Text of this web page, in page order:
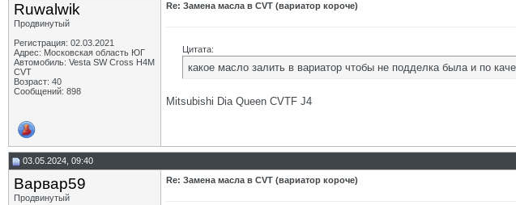
Ruwalwik
Продвинутый
Регистрация: 02.03.2021
Адрес: Московская область ЮГ
Автомобиль: Vesta SW Cross H4M
CVT
Возраст: 40
Сообщений: 898
Re: Замена масла в CVT (вариатор короче)
Цитата:
какое масло залить в вариатор чтобы не подделка была и по
Mitsubishi Dia Queen CVTF J4
03.05.2024, 09:40
Варвар59
Продвинутый
Re: Замена масла в CVT (вариатор короче)